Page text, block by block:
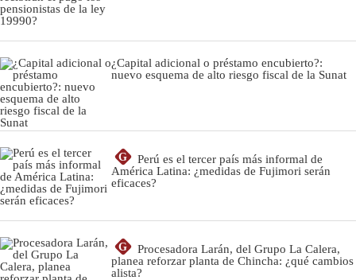
¿Capital adicional o préstamo encubierto?:
nuevo esquema de alto riesgo fiscal de la Sunat
G
Perú es el tercer país más informal de
América Latina: ¿medidas de Fujimori serán
eficaces?
G
Procesadora Larán, del Grupo La Calera,
planea reforzar planta de Chincha: ¿qué cambios
alista?